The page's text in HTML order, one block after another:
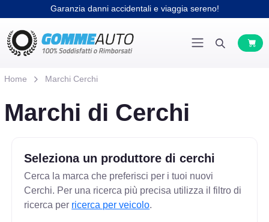
Garanzia danni accidentali e viaggia sereno!
Home Marchi Cerchi
Marchi di Cerchi
Seleziona un produttore di cerchi
Cerca la marca che preferisci per i tuoi nuovi
Cerchi. Per una ricerca più precisa utilizza il filtro di
ricerca per ricerca per veicolo.